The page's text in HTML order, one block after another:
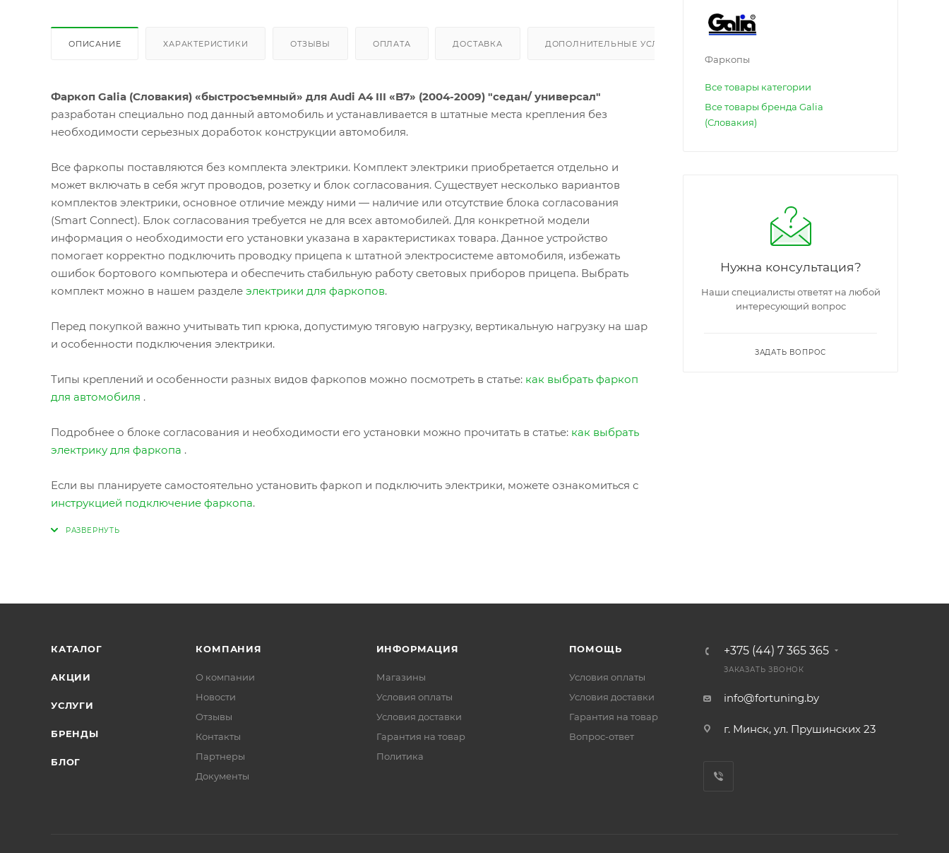
ОПИСАНИЕ ХАРАКТЕРИСТИКИ ОТЗЫВЫ ОПЛАТА ДОСТАВКА ДОПОЛНИТЕЛЬНЫЕ УСЛУГИ
Фаркоп Galia (Словакия) «быстросъемный» для Audi A4 III «B7» (2004-2009) "седан/ универсал"
разработан специально под данный автомобиль и устанавливается в штатные места крепления без
необходимости серьезных доработок конструкции автомобиля.
Все фаркопы поставляются без комплекта электрики. Комплект электрики приобретается отдельно и
может включать в себя жгут проводов, розетку и блок согласования. Существует несколько вариантов
комплектов электрики, основное отличие между ними — наличие или отсутствие блока согласования
(Smart Connect). Блок согласования требуется не для всех автомобилей. Для конкретной модели
информация о необходимости его установки указана в характеристиках товара. Данное устройство
помогает корректно подключить проводку прицепа к штатной электросистеме автомобиля, избежать
ошибок бортового компьютера и обеспечить стабильную работу световых приборов прицепа. Выбрать
комплект можно в нашем разделе электрики для фаркопов.
Перед покупкой важно учитывать тип крюка, допустимую тяговую нагрузку, вертикальную нагрузку на шар
и особенности подключения электрики.
Типы креплений и особенности разных видов фаркопов можно посмотреть в статье: как выбрать фаркоп
для автомобиля .
Подробнее о блоке согласования и необходимости его установки можно прочитать в статье: как выбрать
электрику для фаркопа .
Если вы планируете самостоятельно установить фаркоп и подключить электрики, можете ознакомиться с
инструкцией подключение фаркопа.
Фаркопы
Все товары категории
Все товары бренда Galia
(Словакия)
Нужна консультация?
Наши специалисты ответят на любой
интересующий вопрос
ЗАДАТЬ ВОПРОС
КАТАЛОГ
АКЦИИ
УСЛУГИ
БРЕНДЫ
БЛОГ
КОМПАНИЯ
О компании
Новости
Отзывы
Контакты
Партнеры
Документы
ИНФОРМАЦИЯ
Магазины
Условия оплаты
Условия доставки
Гарантия на товар
Политика
ПОМОЩЬ
Условия оплаты
Условия доставки
Гарантия на товар
Вопрос-ответ
+375 (44) 7 365 365
ЗАКАЗАТЬ ЗВОНОК
info@fortuning.by
г. Минск, ул. Прушинских 23